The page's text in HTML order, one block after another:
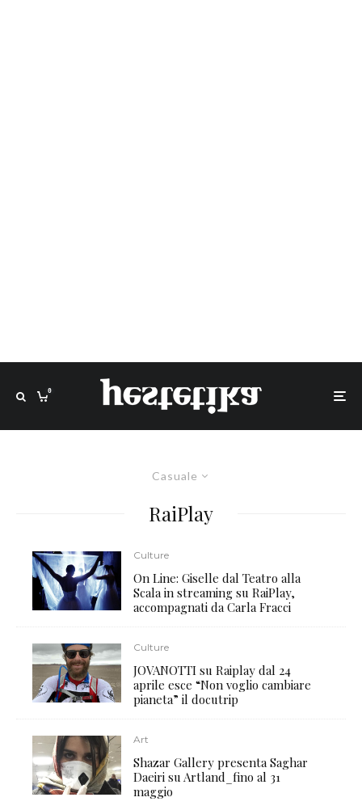
0
Casuale
RaiPlay
Culture
On Line: Giselle dal Teatro alla
Scala in streaming su RaiPlay,
accompagnati da Carla Fracci
Culture
JOVANOTTI su Raiplay dal 24
aprile esce “Non voglio cambiare
pianeta” il docutrip
Art
Shazar Gallery presenta Saghar
Daeiri su Artland_fino al 31
maggio